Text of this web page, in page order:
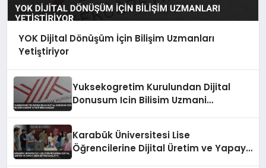
YOK Dijital Dönüşüm İçin Bilişim Uzmanları
Yetiştiriyor
Yuksekogretim Kurulundan Dijital
Donusum Icin Bilisim Uzmani
Karabük Üniversitesi Lise
Öğrencilerine Dijital Üretim ve Yapay